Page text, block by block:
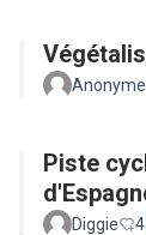
Anonyme
Piste
Diggie 4